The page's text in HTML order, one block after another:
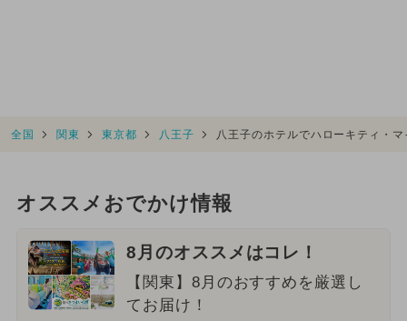
全国 関東 東京都 八王子 八王子のホテルでハローキティ・
オススメおでかけ情報
8月のオススメはコレ！
【関東】8月のおすすめを厳選し
てお届け！